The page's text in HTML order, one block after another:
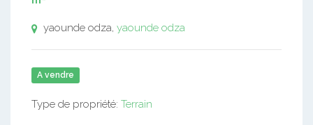
yaounde odza, yaounde odza
A vendre
Type de propriété: Terrain